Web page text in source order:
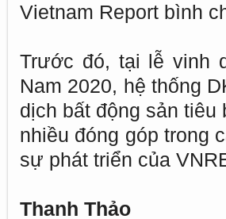
Vietnam Report bình
Trước đó, tại lễ vinh
Nam 2020, hệ thống
dịch bất động sản
nhiều đóng góp trong
sự phát triển của
Thanh Thảo